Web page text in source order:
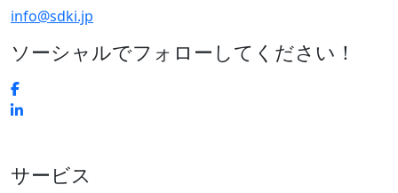
info@sdki.jp
ソーシャルでフォローしてください！
サービス